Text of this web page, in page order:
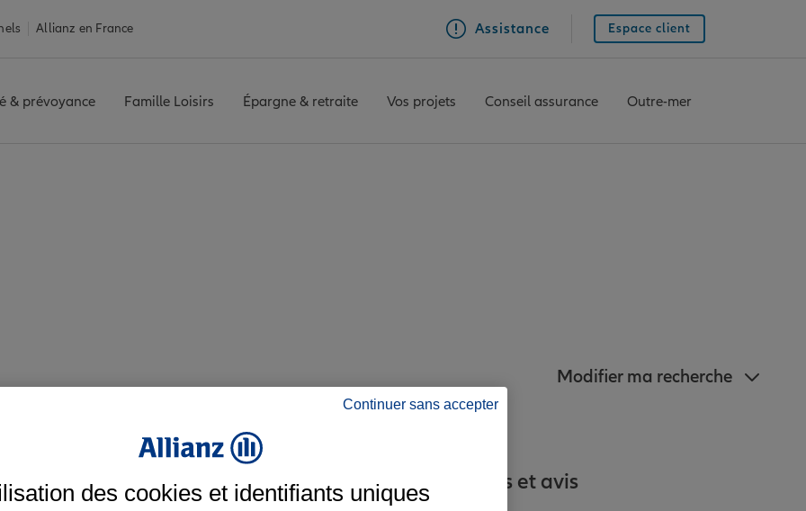
Allianz en France Assistance Espace client
& prévoyance Famille Loisirs Épargne & retraite Vos projets Conseil assurance Outre-mer
Modifier ma recherche
à Grandris et aux alentours : adresses, contacts et avis
Continuer sans accepter
des cookies et identifiants uniques